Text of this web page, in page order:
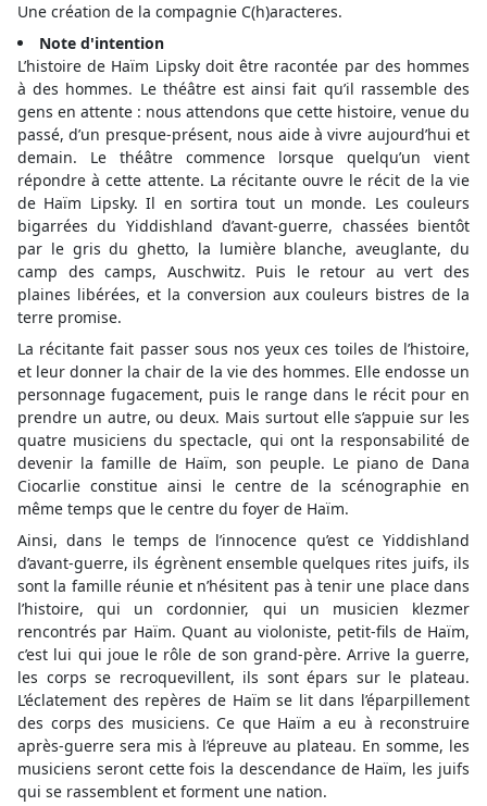
Une création de la compagnie C(h)aracteres.
Note d'intention
L’histoire de Haïm Lipsky doit être racontée par des hommes
à des hommes. Le théâtre est ainsi fait qu’il rassemble des
gens en attente : nous attendons que cette histoire, venue du
passé, d’un presque-présent, nous aide à vivre aujourd’hui et
demain. Le théâtre commence lorsque quelqu’un vient
répondre à cette attente. La récitante ouvre le récit de la vie
de Haïm Lipsky. Il en sortira tout un monde. Les couleurs
bigarrées du Yiddishland d’avant-guerre, chassées bientôt
par le gris du ghetto, la lumière blanche, aveuglante, du
camp des camps, Auschwitz. Puis le retour au vert des
plaines libérées, et la conversion aux couleurs bistres de la
terre promise.
La récitante fait passer sous nos yeux ces toiles de l’histoire,
et leur donner la chair de la vie des hommes. Elle endosse un
personnage fugacement, puis le range dans le récit pour en
prendre un autre, ou deux. Mais surtout elle s’appuie sur les
quatre musiciens du spectacle, qui ont la responsabilité de
devenir la famille de Haïm, son peuple. Le piano de Dana
Ciocarlie constitue ainsi le centre de la scénographie en
même temps que le centre du foyer de Haïm.
Ainsi, dans le temps de l’innocence qu’est ce Yiddishland
d’avant-guerre, ils égrènent ensemble quelques rites juifs, ils
sont la famille réunie et n’hésitent pas à tenir une place dans
l’histoire, qui un cordonnier, qui un musicien klezmer
rencontrés par Haïm. Quant au violoniste, petit-fils de Haïm,
c’est lui qui joue le rôle de son grand-père. Arrive la guerre,
les corps se recroquevillent, ils sont épars sur le plateau.
L’éclatement des repères de Haïm se lit dans l’éparpillement
des corps des musiciens. Ce que Haïm a eu à reconstruire
après-guerre sera mis à l’épreuve au plateau. En somme, les
musiciens seront cette fois la descendance de Haïm, les juifs
qui se rassemblent et forment une nation.